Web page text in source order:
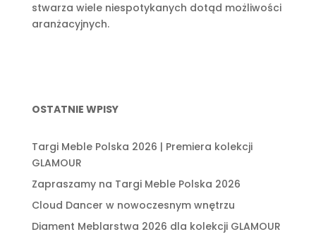
stwarza wiele niespotykanych dotąd możliwości
aranżacyjnych.
OSTATNIE WPISY
Targi Meble Polska 2026 | Premiera kolekcji
GLAMOUR
Zapraszamy na Targi Meble Polska 2026
Cloud Dancer w nowoczesnym wnętrzu
Diament Meblarstwa 2026 dla kolekcji GLAMOUR